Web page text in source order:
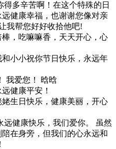
得多辛苦啊！在这个特殊的日
健康幸福，也谢谢您像对亲
我帮您好好收拾他吧!
，吃嘛嘛香，天天开心，心
小小祝你节日快乐，永远年
我爱您！ 晗晗
健康平安！
生日快乐，健康美丽，开心
远健康快乐，我们爱你。 虽然
在身旁，但我们的心永远和